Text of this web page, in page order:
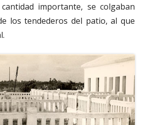
importante, se colgaban
los tendederos del patio, al que